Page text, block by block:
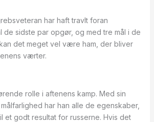
har haft travlt foran
de sidste par opgør, og med tre mål i de
det meget vel være ham, der bliver
værter.
rolle i aftenens kamp. Med sin
har han alle de egenskaber,
et godt resultat for russerne. Hvis det